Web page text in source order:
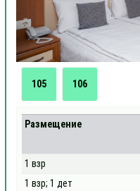
105 106
Размещение
1 взр
1 взр; 1 дет